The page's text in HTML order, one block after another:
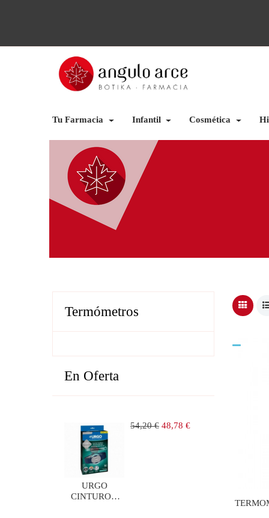
Tu Farmacia Infantil Cosmética
Termómetros
En Oferta
URGO
CINTURON
Precio
54,20 € Precio
48,78 €